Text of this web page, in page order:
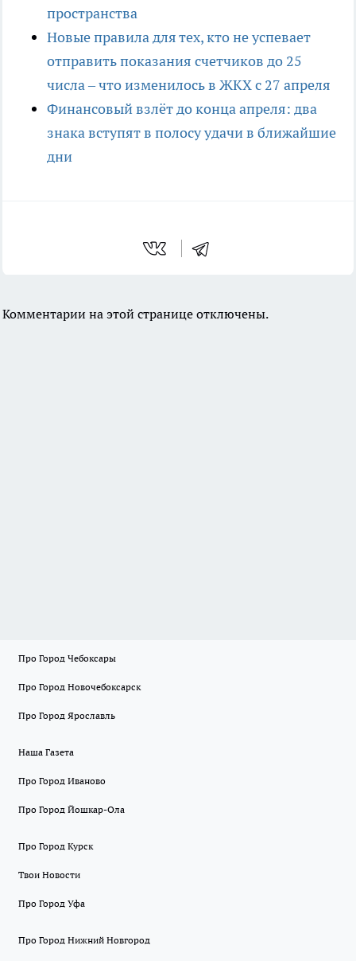
пространства
Новые правила для тех, кто не успевает
отправить показания счетчиков до 25
числа – что изменилось в ЖКХ с 27 апреля
Финансовый взлёт до конца апреля: два
знака вступят в полосу удачи в ближайшие
дни
Комментарии на этой странице отключены.
Про Город Чебоксары
Про Город Новочебоксарск
Про Город Ярославль
Наша Газета
Про Город Иваново
Про Город Йошкар-Ола
Про Город Курск
Твои Новости
Про Город Уфа
Про Город Нижний Новгород